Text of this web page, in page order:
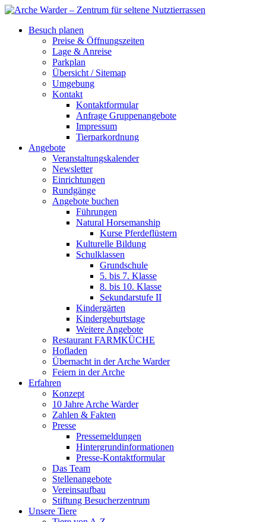
Besuch planen
Preise & Öffnungszeiten
Lage & Anreise
Parkplan
Übersicht / Sitemap
Umgebung
Kontakt
Kontaktformular
Anfrage Gruppenangebote
Impressum
Tierparkordnung
Angebote
Veranstaltungskalender
Newsletter
Einrichtungen
Rundgänge
Angebote buchen
Führungen
Natural Horsemanship
Kurse Pferdeflüstern
Kulturelle Bildung
Schulklassen
Grundschule
5. bis 7. Klasse
8. bis 10. Klasse
Sekundarstufe II
Kindergärten
Kindergeburtstage
Weitere Angebote
Restaurant FARMKÜCHE
Hofladen
Übernacht in der Arche Warder
Feiern in der Arche
Erfahren
Konzept
10 Jahre Arche Warder
Zahlen & Fakten
Presse
Pressemeldungen
Hintergrundinformationen
Presse-Kontaktformular
Das Team
Stellenangebote
Vereinsaufbau
Stiftung Besucherzentrum
Unsere Tiere